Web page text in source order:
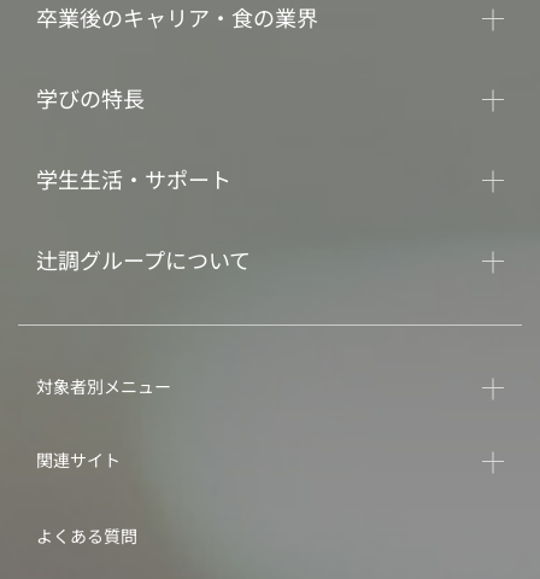
卒業後のキャリア・食の業界
学びの特長
学生生活・サポート
辻調グループについて
対象者別メニュー
関連サイト
よくある質問